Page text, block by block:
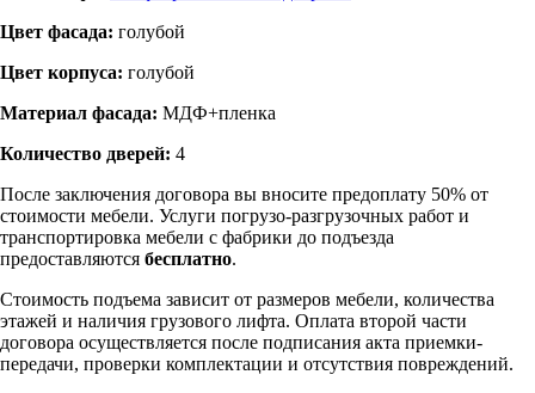
Цвет фасада: голубой
Цвет корпуса: голубой
Материал фасада: МДФ+пленка
Количество дверей: 4
После заключения договора вы вносите предоплату 50% от
стоимости мебели. Услуги погрузо-разгрузочных работ и
транспортировка мебели с фабрики до подъезда
предоставляются бесплатно.
Стоимость подъема зависит от размеров мебели, количества
этажей и наличия грузового лифта. Оплата второй части
договора осуществляется после подписания акта приемки-
передачи, проверки комплектации и отсутствия повреждений.